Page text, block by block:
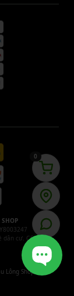
dân cư. Cấp ngày
Lông Shop.
0